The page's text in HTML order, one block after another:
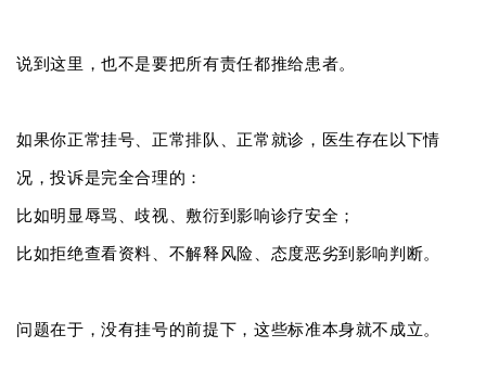
说到这里，也不是要把所有责任都推给患者。
如果你正常挂号、正常排队、正常就诊，医生存在以下情
况，投诉是完全合理的：
比如明显辱骂、歧视、敷衍到影响诊疗安全；
比如拒绝查看资料、不解释风险、态度恶劣到影响判断。
问题在于，没有挂号的前提下，这些标准本身就不成立。